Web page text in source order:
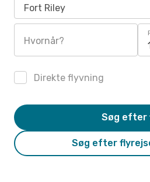
Fort Riley
Hvornår?
Direkte flyvning
Søg efter
Søg efter